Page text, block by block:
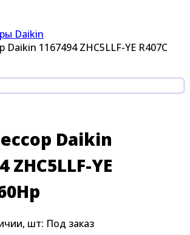
Daikin
Daikin 1167494 ZHC5LLF-YE R407C
Daikin
ZHC5LLF-YE
шт: Под заказ